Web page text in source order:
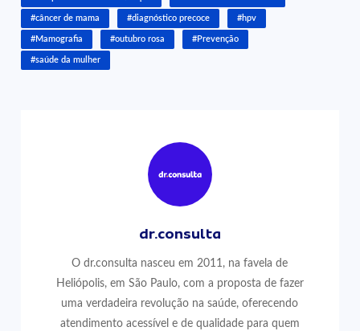
#câncer de mama #diagnóstico precoce #hpv
#Mamografia #outubro rosa #Prevenção
#saúde da mulher
dr.consulta
O dr.consulta nasceu em 2011, na favela de
Heliópolis, em São Paulo, com a proposta de fazer
uma verdadeira revolução na saúde, oferecendo
atendimento acessível e de qualidade para quem